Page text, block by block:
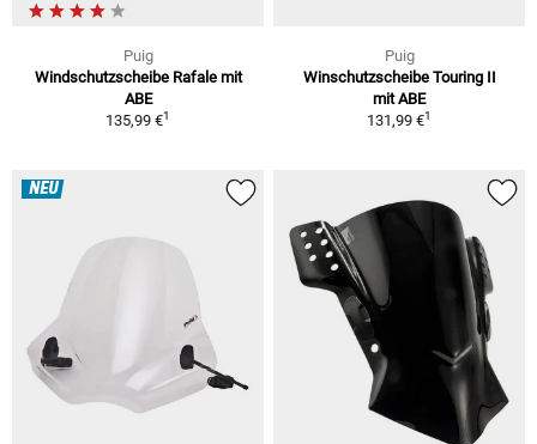
Puig
Windschutzscheibe Rafale mit
ABE
135,99 €1
Puig
Winschutzscheibe Touring II
mit ABE
131,99 €1
NEU